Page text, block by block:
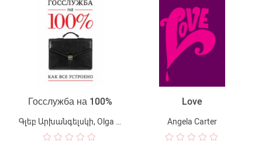
Госслужба на 100% Love
Angela Carter